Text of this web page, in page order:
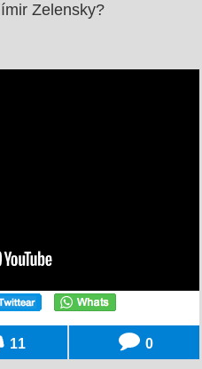
Zelensky?
11 0